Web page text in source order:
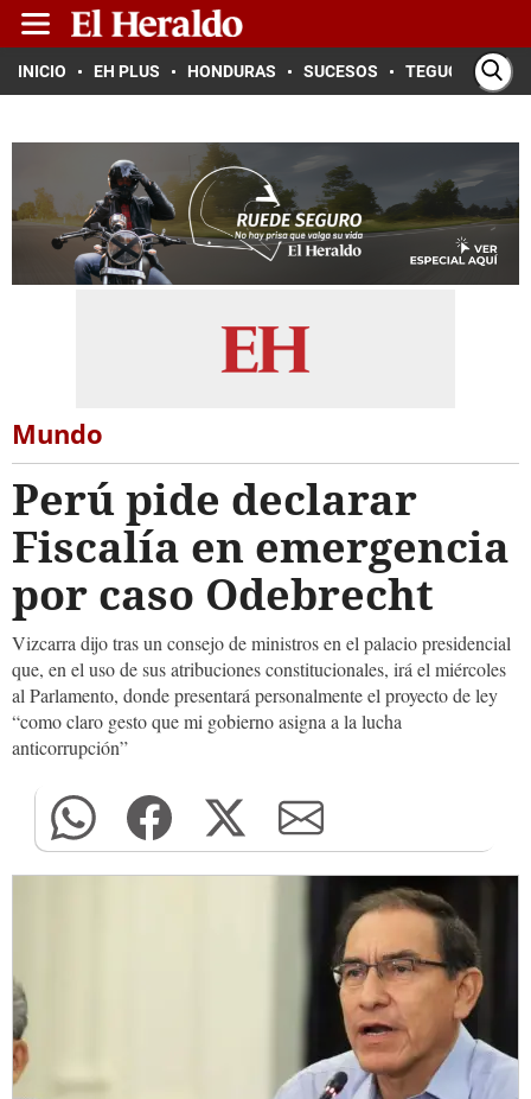
INICIO EH PLUS HONDURAS SUCESOS TEGUCIGALPA
Mundo
Perú pide declarar
Fiscalía en emergencia
por caso Odebrecht
Vizcarra dijo tras un consejo de ministros en el palacio presidencial
que, en el uso de sus atribuciones constitucionales, irá el miércoles
al Parlamento, donde presentará personalmente el proyecto de ley
“como claro gesto que mi gobierno asigna a la lucha
anticorrupción”